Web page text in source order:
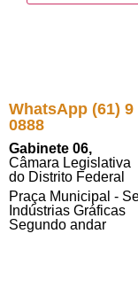
WhatsApp (61) 9
0888
Gabinete 06,
Câmara Legislativa
do Distrito Federal
Praça Municipal -
Indústrias Gráficas
Segundo andar